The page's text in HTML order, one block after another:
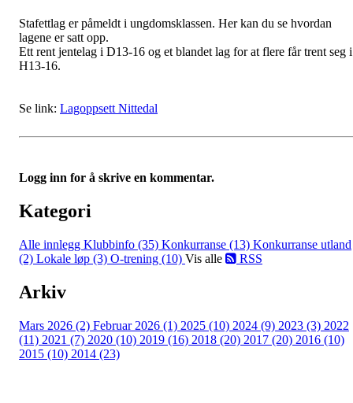
Stafettlag er påmeldt i ungdomsklassen. Her kan du se hvordan
lagene er satt opp.
Ett rent jentelag i D13-16 og et blandet lag for at flere får trent seg i
H13-16.
Se link: Lagoppsett Nittedal
Logg inn for å skrive en kommentar.
Kategori
Alle innlegg Klubbinfo (35) Konkurranse (13) Konkurranse utland
(2) Lokale løp (3) O-trening (10) Vis alle RSS
Arkiv
Mars 2026 (2) Februar 2026 (1) 2025 (10) 2024 (9) 2023 (3) 2022
(11) 2021 (7) 2020 (10) 2019 (16) 2018 (20) 2017 (20) 2016 (10)
2015 (10) 2014 (23)